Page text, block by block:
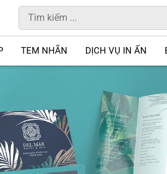
TEM NHÃN DỊCH VỤ IN ẤN